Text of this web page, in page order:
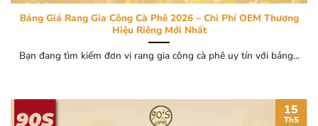
Bảng Giá Rang Gia Công Cà Phê 2026 – Chi Phí OEM Thương
Hiệu Riêng Mới Nhất
Bạn đang tìm kiếm đơn vị rang gia công cà phê uy tín với bảng...
15
Th5